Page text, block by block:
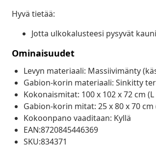
Hyvä tietää:
Jotta ulkokalusteesi pysyvät
Ominaisuudet
Levyn materiaali: Massiivimänty
Gabion-korin materiaali: Sinkitty
Kokonaismitat: 100 x 102 x 72 cm (L
Gabion-korin mitat: 25 x 80 x 70 cm
Kokoonpano vaaditaan: Kyllä
EAN:8720845446369
SKU:834371